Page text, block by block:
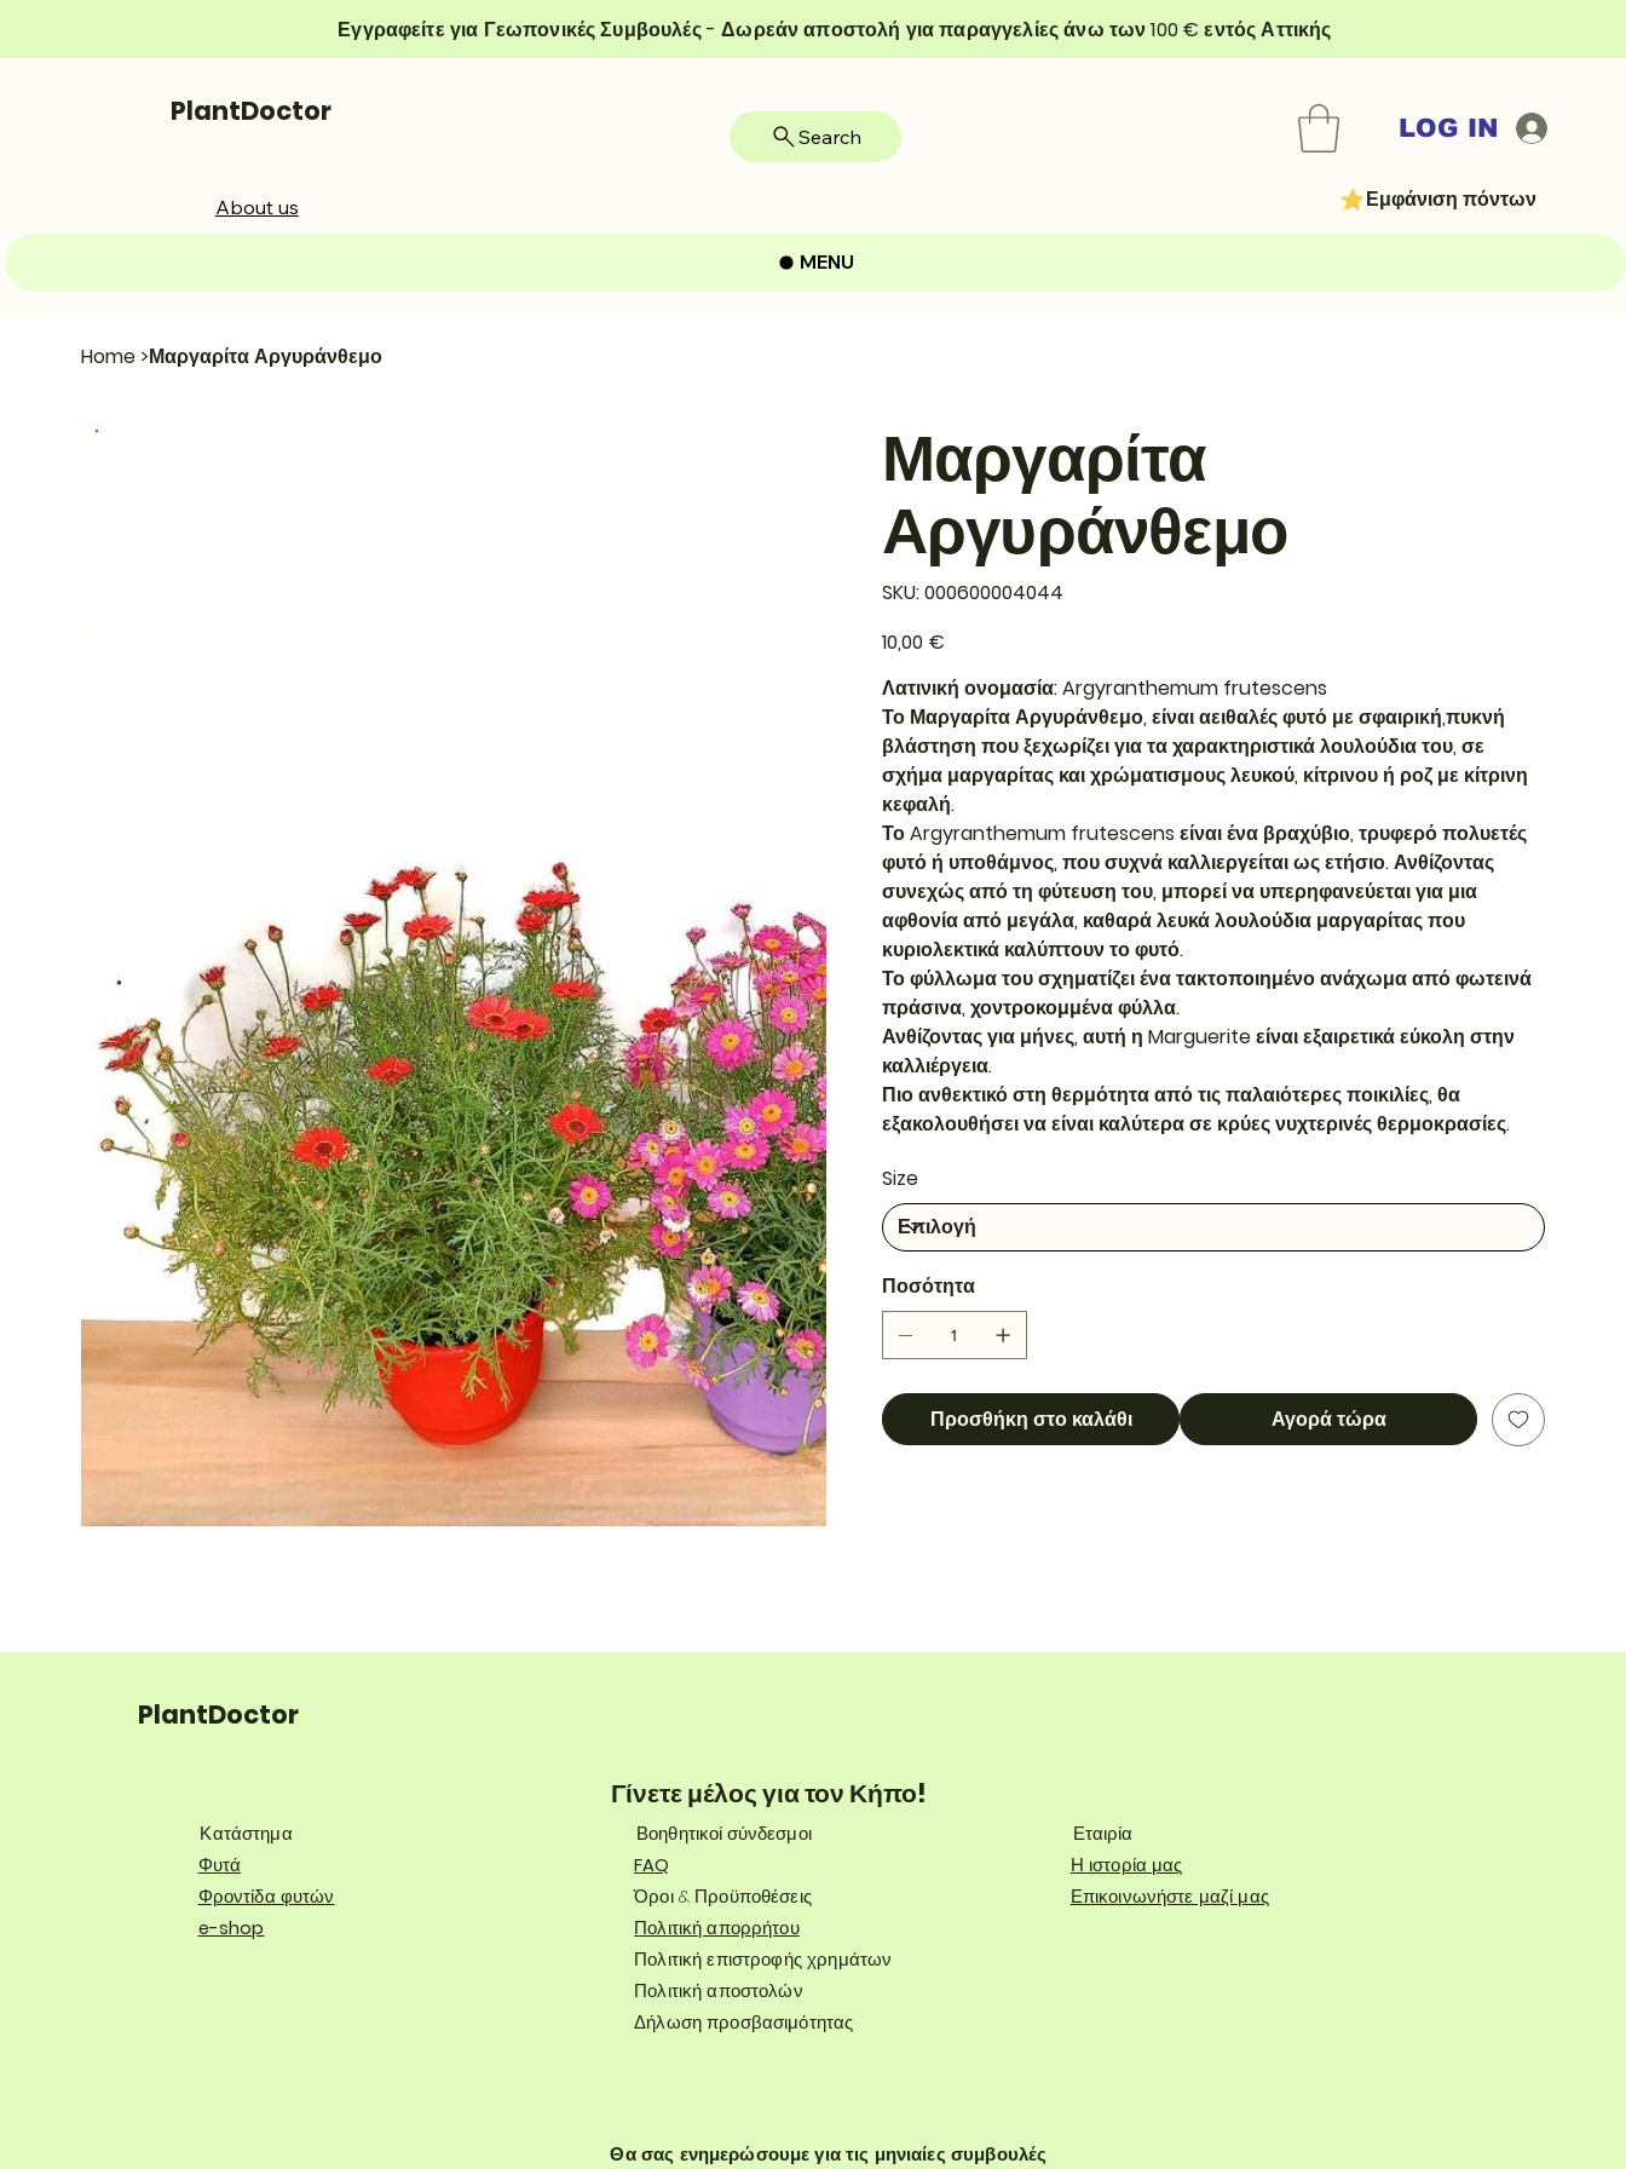
Home >Μαργαρίτα Αργυράνθεμο
Μαργαρίτα
Αργυράνθεμο
SKU: 000600004044
000600004044
10,00 €
Λατινική ονομασία: Argyranthemum frutescens
Το Μαργαρίτα Αργυράνθεμο, είναι αειθαλές φυτό με σφαιρική,πυκνή
βλάστηση που ξεχωρίζει για τα χαρακτηριστικά λουλούδια του, σε
σχήμα μαργαρίτας και χρώματισμους λευκού, κίτρινου ή ροζ με κίτρινη
κεφαλή.
Το Argyranthemum frutescens είναι ένα βραχύβιο, τρυφερό πολυετές
φυτό ή υποθάμνος, που συχνά καλλιεργείται ως ετήσιο. Ανθίζοντας
συνεχώς από τη φύτευση του, μπορεί να υπερηφανεύεται για μια
αφθονία από μεγάλα, καθαρά λευκά λουλούδια μαργαρίτας που
κυριολεκτικά καλύπτουν το φυτό.
Το φύλλωμα του σχηματίζει ένα τακτοποιημένο ανάχωμα από φωτεινά
πράσινα, χοντροκομμένα φύλλα.
Ανθίζοντας για μήνες, αυτή η Marguerite είναι εξαιρετικά εύκολη στην
καλλιέργεια.
Πιο ανθεκτικό στη θερμότητα από τις παλαιότερες ποικιλίες, θα
εξακολουθήσει να είναι καλύτερα σε κρύες νυχτερινές θερμοκρασίες.
Size
Ποσότητα
Προσθήκη στο καλάθι Αγορά τώρα
Εγγραφείτε για Γεωπονικές Συμβουλές - Δωρεάν αποστολή για παραγγελίες άνω των 100 € εντός Αττικής
PlantDoctor
Search
MENU
LOG IN
About us Εμφάνιση πόντων
PlantDoctor
Γίνετε μέλος για τον Κήπο!
Κατάστημα
Φυτά
Φροντίδα φυτών
e-shop
Βοηθητικοί σύνδεσμοι
FAQ
Όροι & Προϋποθέσεις
Πολιτική απορρήτου
Πολιτική επιστροφής χρημάτων
Πολιτική αποστολών
Δήλωση προσβασιμότητας
Εταιρία
Η ιστορία μας
Επικοινωνήστε μαζί μας
Θα σας ενημερώσουμε για τις μηνιαίες συμβουλές